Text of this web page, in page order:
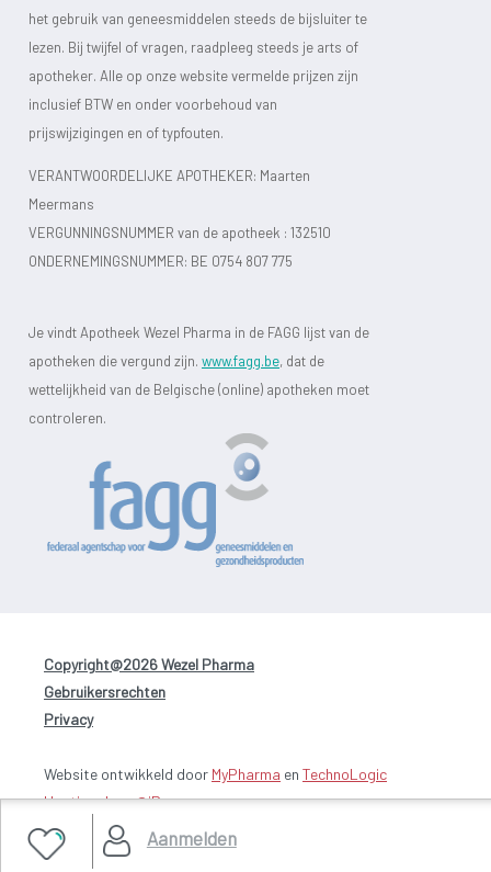
Aanmelden
het gebruik van geneesmiddelen steeds de bijsluiter te
lezen. Bij twijfel of vragen, raadpleeg steeds je arts of
apotheker. Alle op onze website vermelde prijzen zijn
inclusief BTW en onder voorbehoud van
prijswijzigingen en of typfouten.
VERANTWOORDELIJKE APOTHEKER: Maarten
Meermans
VERGUNNINGSNUMMER van de apotheek : 132510
ONDERNEMINGSNUMMER: BE 0754 807 775
Je vindt Apotheek Wezel Pharma in de FAGG lijst van de
apotheken die vergund zijn. www.fagg.be, dat de
wettelijkheid van de Belgische (online) apotheken moet
controleren.
Copyright@2026 Wezel Pharma
Gebruikersrechten
Privacy
Website ontwikkeld door MyPharma en TechnoLogic
Hosting door @iPower